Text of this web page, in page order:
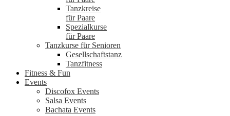
Tanzkreise
für Paare
Spezialkurse
für Paare
Tanzkurse für Senioren
Gesellschaftstanz
Tanzfitness
Fitness & Fun
Events
Discofox Events
Salsa Events
Bachata Events